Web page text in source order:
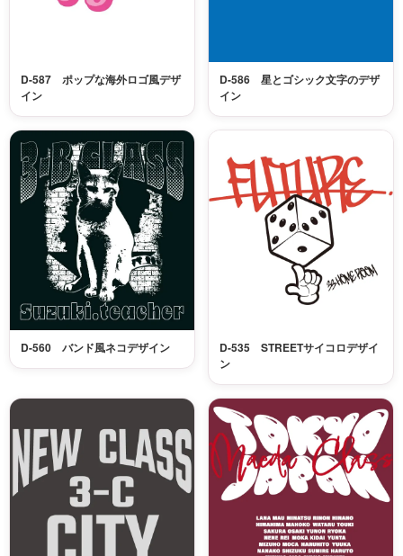
D-587 ポップな海外ロゴ風デザ
イン
D-586 星とゴシック文字のデザ
イン
D-560 バンド風ネコデザイン
D-535 STREETサイコロデザイ
ン